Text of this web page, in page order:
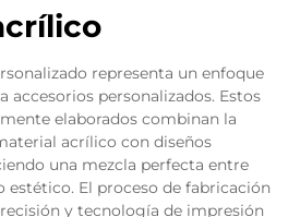
representa un enfoque
accesorios personalizados. Estos
elaborados combinan la
acrílico con diseños
una mezcla perfecta entre
El proceso de fabricación
y tecnología de impresión